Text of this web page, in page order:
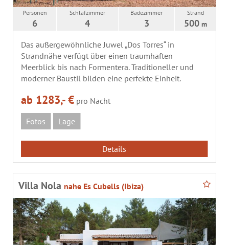
Personen
6
Schlafzimmer
4
Badezimmer
3
Strand
500m
Das außergewöhnliche Juwel „Dos Torres“ in
Strandnähe verfügt über einen traumhaften
Meerblick bis nach Formentera. Traditioneller und
moderner Baustil bilden eine perfekte Einheit.
ab 1283,- € pro Nacht
Fotos
Lage
Details
Villa Nola nahe Es Cubells (Ibiza)